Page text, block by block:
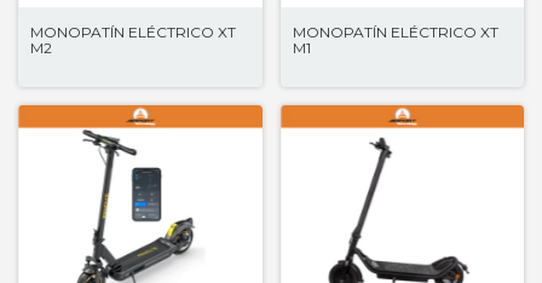
MONOPATÍN ELÉCTRICO XT
M2
MONOPATÍN ELÉCTRICO XT
M1